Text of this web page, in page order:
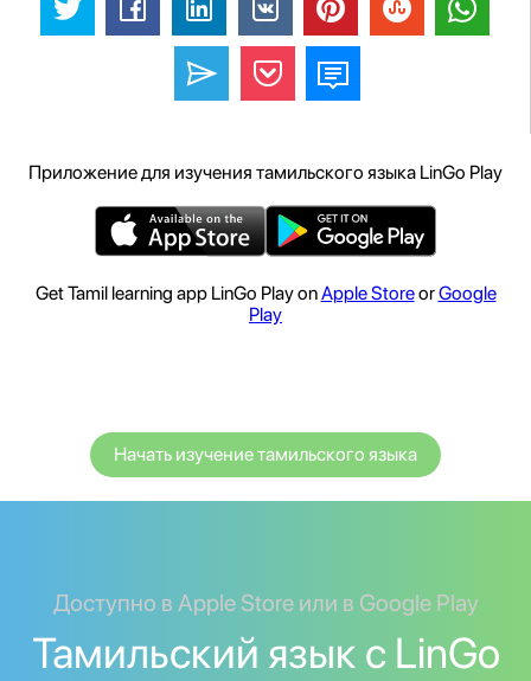
Приложение для изучения тамильского языка LinGo Play
Get Tamil learning app LinGo Play onApple StoreorGoogle
Play
Начать изучение тамильского языка
Доступно в Apple Store или в Google Play
Тамильский язык с LinGo